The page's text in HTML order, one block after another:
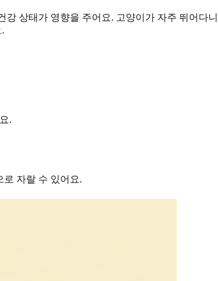
상태가 영향을 주어요. 고양이가 자주 뛰어다
.
로 자랄 수 있어요.